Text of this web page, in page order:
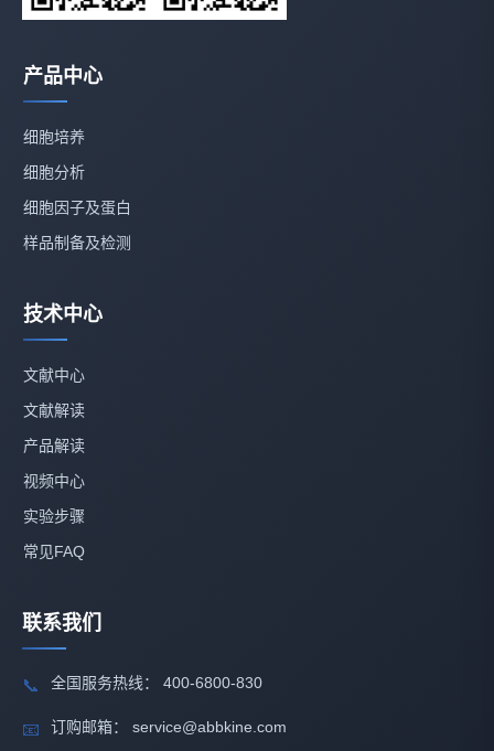
产品中心
细胞培养
细胞分析
细胞因子及蛋白
样品制备及检测
技术中心
文献中心
文献解读
产品解读
视频中心
实验步骤
常见FAQ
联系我们
📞 全国服务热线： 400-6800-830
📧 订购邮箱： service@abbkine.com